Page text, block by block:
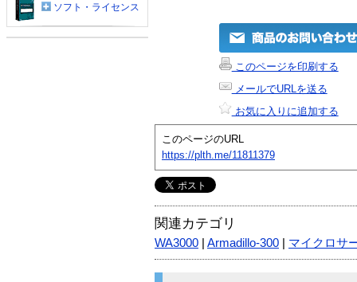
このページを印刷する
メールでURLを送る
お気に入りに追加する
このページのURL
https://plth.me/11811379
関連カテゴリ
WA3000 Armadillo-300 マイクロサ
ソフト・ライセンス